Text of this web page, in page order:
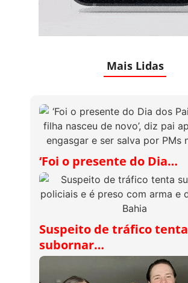
Mais Lidas
‘Foi o presente do Dia…
Suspeito de tráfico tenta
subornar…